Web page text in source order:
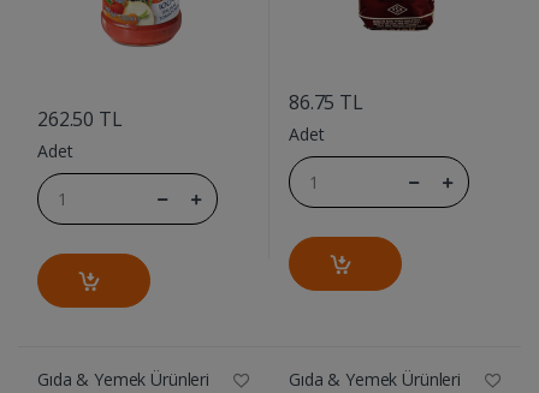
262.50 TL
Adet
86.75 TL
Adet
Gıda & Yemek Ürünleri Gıda & Yemek Ürünleri